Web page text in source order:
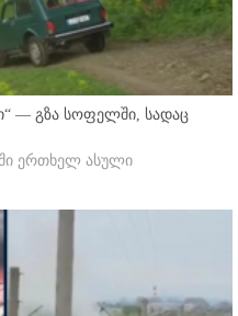
— გზა სოფელში, სადაც
ერთხელ ასული